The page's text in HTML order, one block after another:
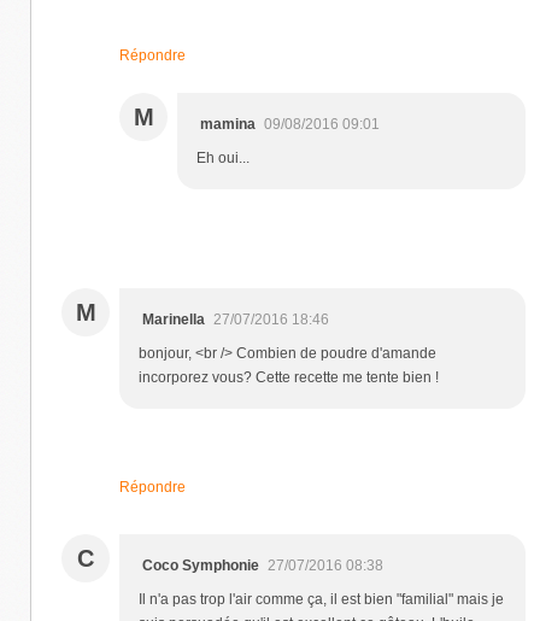
Répondre
M mamina 09/08/2016 09:01
Eh oui...
M Marinella
27/07/2016 18:46
bonjour, <br /> Combien de poudre d'amande
incorporez vous? Cette recette me tente bien !
Répondre
C Coco Symphonie 27/07/2016 08:38
Il n'a pas trop l'air comme ça, il est bien "familial" mais je